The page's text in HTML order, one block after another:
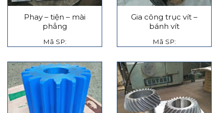
Phay – tiện – mài
phẳng
Mã SP:
Gia công trục vít –
bánh vít
Mã SP: